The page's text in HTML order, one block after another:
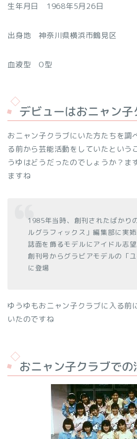
生年月日 1968年5月26日
出身地 神奈川県横浜市鶴見区
血液型 O型
デビューはおニャン子
おニャン子クラブにいた方たちを調
る前から芸能活動をしていたという
うゆはどうだったのでしょうか？ま
ますね
1985年当時、創刊されたばかり
ルグラフィックス」編集部に実姉
誌面を飾るモデルにアイドル志望
創刊号からグラビアモデルの「
に登場
ゆうゆもおニャン子クラブに入る前
いたのですね
おニャン子クラブでの